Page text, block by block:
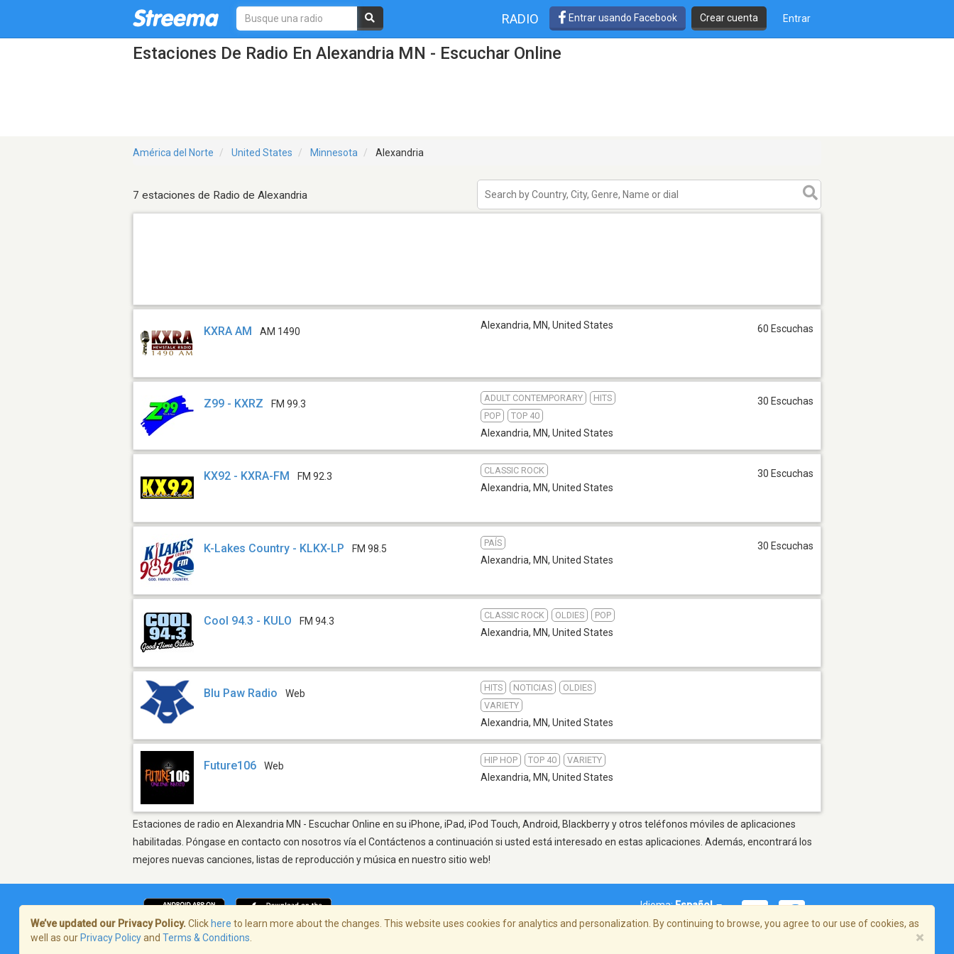
RADIO Entrar usando Facebook Crear cuenta Entrar
Estaciones De Radio En Alexandria MN - Escuchar Online
América del Norte United States Minnesota Alexandria
7 estaciones de Radio de Alexandria
KXRA AM AM 1490
Alexandria, MN, United States 60 Escuchas
Z99 - KXRZ FM 99.3
ADULT CONTEMPORARY
HITS
POP
TOP 40
Alexandria, MN, United States
30 Escuchas
KX92 - KXRA-FM FM 92.3
CLASSIC ROCK
Alexandria, MN, United States
30 Escuchas
K-Lakes Country - KLKX-LP FM 98.5
PAÍS
Alexandria, MN, United States
30 Escuchas
Cool 94.3 - KULO FM 94.3
CLASSIC ROCK OLDIES POP
Alexandria, MN, United States
Blu Paw Radio Web
HITS NOTICIAS
OLDIES
VARIETY
Alexandria, MN, United States
Future106 Web
HIP HOP TOP 40 VARIETY
Alexandria, MN, United States
Estaciones de radio en Alexandria MN - Escuchar Online en su iPhone, iPad, iPod Touch, Android, Blackberry y otros teléfonos móviles de aplicaciones
habilitadas. Póngase en contacto con nosotros vía el Contáctenos a continuación si usted está interesado en estas aplicaciones. Además, encontrará los
mejores nuevas canciones, listas de reproducción y música en nuestro sitio web!
Idioma:Español
We’ve updated our Privacy Policy. Click here to learn more about the changes. This website uses cookies for analytics and personalization. By continuing to browse, you agree to our use of cookies, as
well as our Privacy Policyand Terms & Conditions ×